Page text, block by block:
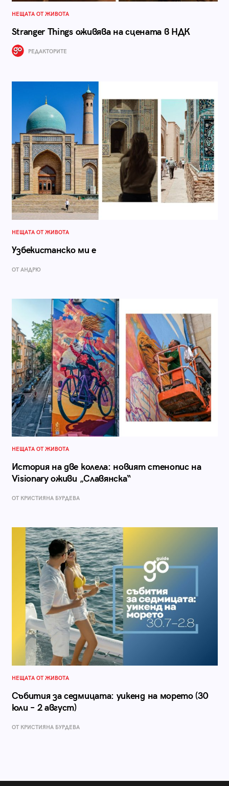
НЕЩАТА ОТ ЖИВОТА
Stranger Things оживява на сцената в НДК
РЕДАКТОРИТЕ
НЕЩАТА ОТ ЖИВОТА
Узбекистанско ми е
ОТ АНДРЮ
НЕЩАТА ОТ ЖИВОТА
История на две колела: новият стенопис на
Visionary оживи „Славянска“
ОТ КРИСТИЯНА БУРДЕВА
НЕЩАТА ОТ ЖИВОТА
Събития за седмицата: уикенд на морето (30
юли – 2 август)
ОТ КРИСТИЯНА БУРДЕВА